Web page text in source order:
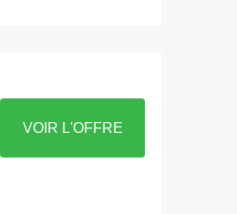
VOIR L'OFFRE